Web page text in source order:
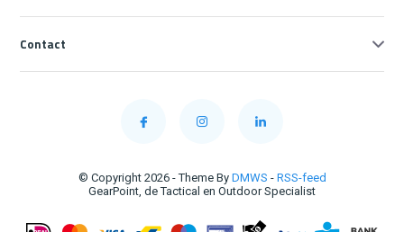
Contact
© Copyright 2026 - Theme By DMWS - RSS-feed
GearPoint, de Tactical en Outdoor Specialist